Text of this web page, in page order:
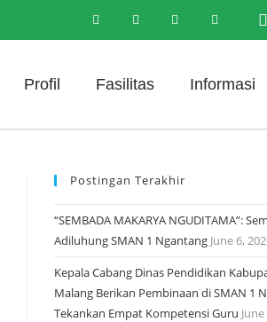
Profil Fasilitas Informasi
Postingan Terakhir
“SEMBADA MAKARYA NGUDITAMA”:
Adiluhung SMAN 1 Ngantang June 6,
Kepala Cabang Dinas Pendidikan
Malang Berikan Pembinaan di SMAN 1
Tekankan Empat Kompetensi Guru